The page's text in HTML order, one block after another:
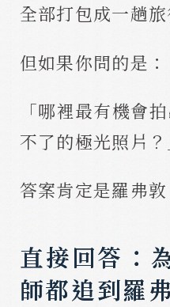
全部打包成一趟旅
但如果你問的是：
「哪裡最有機會
不了的極光照片？
答案肯定是羅弗敦
直接回答：
師都追到羅